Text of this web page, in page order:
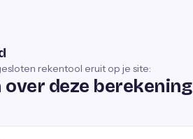
rekentool eruit op je site:
over deze berekening